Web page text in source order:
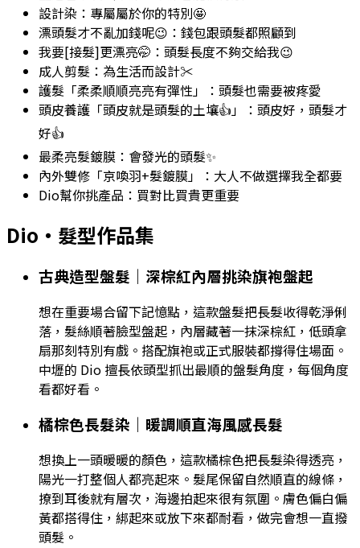
設計染 ：專屬屬於你的特別🤩
漂頭髮才不亂加錢呢😉 ：錢包跟頭髮都照顧到
我要[接髮]更漂亮🤭 ：頭髮長度不夠交給我😉
成人剪髮 ：為生活而設計✂️
護髮「柔柔順順亮亮有彈性」
：頭髮也需要被疼愛
頭皮養護「頭皮就是頭髮的土壤👍」
：頭皮好，頭髮才
好👍
最柔亮髮鍍膜 ：會發光的頭髮✨
內外雙修「京喚羽+髮鍍膜」
：大人不做選擇我全都要
Dio幫你挑產品 ：買對比買貴更重要
Dio ・髮型作品集
古典造型盤髮｜深棕紅內層挑染旗袍盤起
想在重要場合留下記憶點，這款盤髮把長髮收得乾淨俐
落，髮絲順著臉型盤起，內層藏著一抹深棕紅，低頭拿
扇那刻特別有戲。搭配旗袍或正式服裝都撐得住場面。
中壢的 Dio 擅長依頭型抓出最順的盤髮角度，每個角度
看都好看。
橘棕色長髮染｜暖調順直海風感長髮
想換上一頭暖暖的顏色，這款橘棕色把長髮染得透亮，
陽光一打整個人都亮起來。髮尾保留自然順直的線條，
撩到耳後就有層次，海邊拍起來很有氛圍。膚色偏白偏
黃都搭得住，綁起來或放下來都耐看，做完會想一直撥
頭髮。